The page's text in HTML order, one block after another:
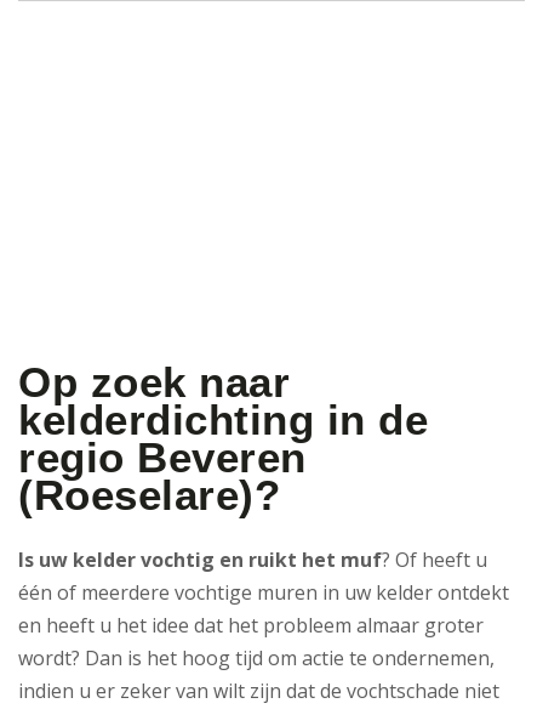
Op zoek naar
kelderdichting in de
regio Beveren
(Roeselare)?
Is uw kelder vochtig en ruikt het muf? Of heeft u
één of meerdere vochtige muren in uw kelder ontdekt
en heeft u het idee dat het probleem almaar groter
wordt? Dan is het hoog tijd om actie te ondernemen,
indien u er zeker van wilt zijn dat de vochtschade niet